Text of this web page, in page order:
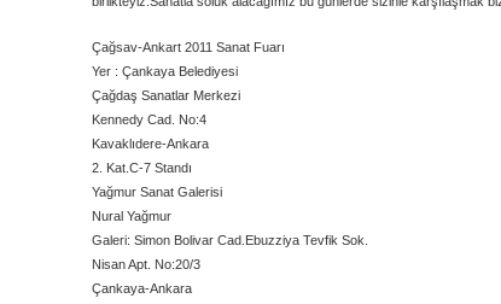
Çağsav-Ankart 2011 Sanat Fuarı
Yer : Çankaya Belediyesi
Çağdaş Sanatlar Merkezi
Kennedy Cad. No:4
Kavaklıdere-Ankara
2. Kat.C-7 Standı
Yağmur Sanat Galerisi
Nural Yağmur
Galeri: Simon Bolivar Cad.Ebuzziya Tevfik Sok.
Nisan Apt. No:20/3
Çankaya-Ankara